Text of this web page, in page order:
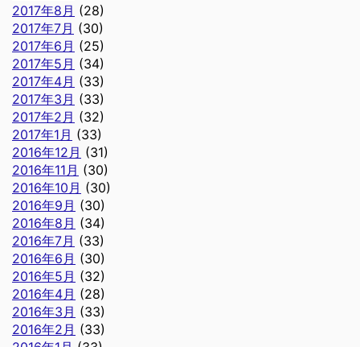
2017年8月 (28)
2017年7月 (30)
2017年6月 (25)
2017年5月 (34)
2017年4月 (33)
2017年3月 (33)
2017年2月 (32)
2017年1月 (33)
2016年12月 (31)
2016年11月 (30)
2016年10月 (30)
2016年9月 (30)
2016年8月 (34)
2016年7月 (33)
2016年6月 (30)
2016年5月 (32)
2016年4月 (28)
2016年3月 (33)
2016年2月 (33)